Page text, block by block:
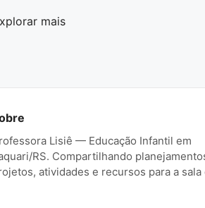
mais
Lisiê — Educação Infantil em
RS. Compartilhando
atividades e recursos para a sala